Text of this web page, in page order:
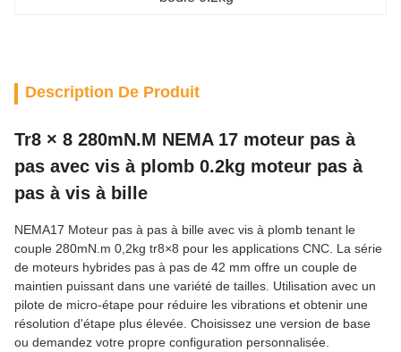
Description De Produit
Tr8 × 8 280mN.M NEMA 17 moteur pas à
pas avec vis à plomb 0.2kg moteur pas à
pas à vis à bille
NEMA17 Moteur pas à pas à bille avec vis à plomb tenant le
couple 280mN.m 0,2kg tr8×8 pour les applications CNC. La série
de moteurs hybrides pas à pas de 42 mm offre un couple de
maintien puissant dans une variété de tailles. Utilisation avec un
pilote de micro-étape pour réduire les vibrations et obtenir une
résolution d'étape plus élevée. Choisissez une version de base
ou demandez votre propre configuration personnalisée.